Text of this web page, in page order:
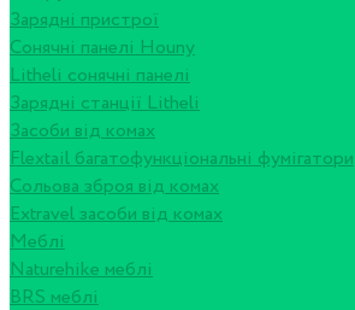
Зарядні пристрої
Сонячні панелі Houny
Litheli сонячні панелі
Зарядні станції Litheli
Засоби від комах
Flextail багатофункціональні фумігатори
Сольова зброя від комах
Extravel засоби від комах
Меблі
Naturehike меблі
BRS меблі